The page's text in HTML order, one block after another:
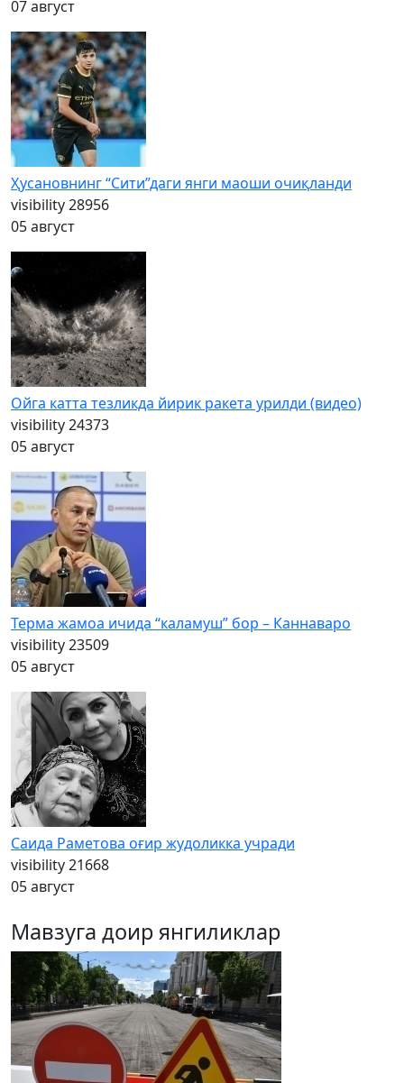
07 август
Ҳусановнинг “Сити”даги янги маоши очиқланди
visibility28956
05 август
Ойга катта тезликда йирик ракета урилди (видео)
visibility24373
05 август
Терма жамоа ичида “каламуш” бор – Каннаваро
visibility23509
05 август
Саида Раметова оғир жудоликка учради
visibility21668
05 август
Мавзуга доир янгиликлар